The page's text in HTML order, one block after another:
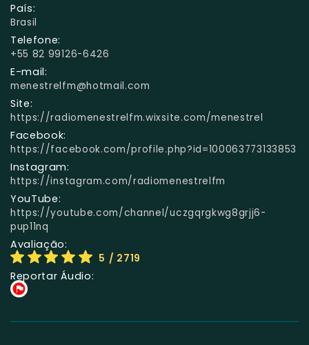
País:
Brasil
Telefone:
+55 82 99126-6426
E-mail:
menestrelfm@hotmail.com
Site:
https://radiomenestrelfm.wixsite.com/menestrel
Facebook:
https://facebook.com/profile.php?id=100063773133853
Instagram:
https://instagram.com/radiomenestrelfm
YouTube:
https://youtube.com/channel/uczgqrgkwg8grjj6-
pup11nq
Avaliação:
5 / 2719
Reportar Áudio: